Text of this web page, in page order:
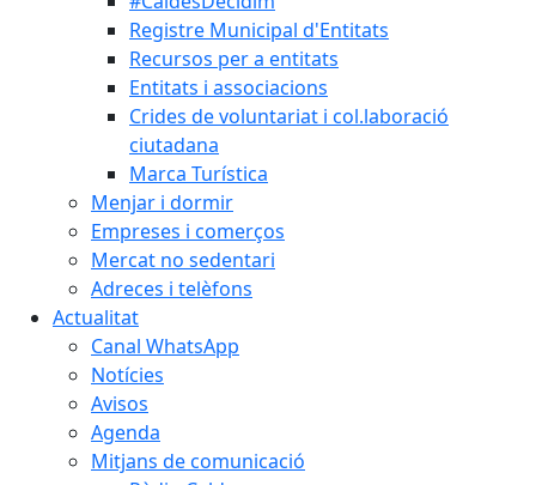
Registre Municipal d'Entitats
Recursos per a entitats
Entitats i associacions
Crides de voluntariat i col.laboració
ciutadana
Marca Turística
Menjar i dormir
Empreses i comerços
Mercat no sedentari
Adreces i telèfons
Actualitat
Canal WhatsApp
Notícies
Avisos
Agenda
Mitjans de comunicació